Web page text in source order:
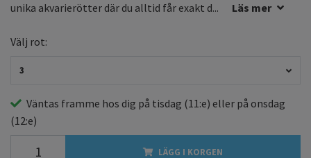
unika akvarierötter där du alltid får exakt d...
Läs mer
Välj rot:
3
Väntas framme hos dig på tisdag (11:e) eller på onsdag
(12:e)
LÄGG I KORGEN